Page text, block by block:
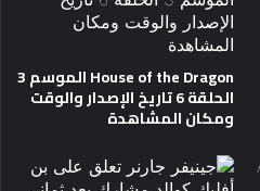
House of the Dragon الموسم 3
الحلقة 6 تاريخ الإصدار والوقت
ومكان المشاهدة